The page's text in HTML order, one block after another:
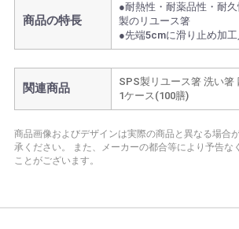
商品の特長
●耐熱性・耐薬品性・耐
製のリユース箸
●先端5cmに滑り止め加工
関連商品
SPS製リユース箸 洗い箸
1ケース(100膳)
商品画像およびデザインは実際の商品と異なる場合
承ください。
また、メーカーの都合等により予告な
ことがございます。